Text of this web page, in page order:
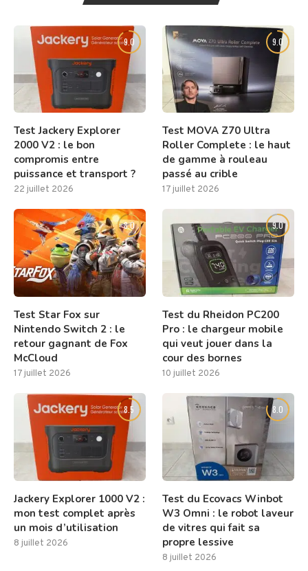
9.0
Test Jackery Explorer
2000 V2 : le bon
compromis entre
puissance et transport ?
22 juillet 2026
9.0
Test MOVA Z70 Ultra
Roller Complete : le haut
de gamme à rouleau
passé au crible
17 juillet 2026
8.0
Test Star Fox sur
Nintendo Switch 2 : le
retour gagnant de Fox
McCloud
17 juillet 2026
9.0
Test du Rheidon PC200
Pro : le chargeur mobile
qui veut jouer dans la
cour des bornes
10 juillet 2026
8.5
Jackery Explorer 1000 V2 :
mon test complet après
un mois d’utilisation
8 juillet 2026
8.0
Test du Ecovacs Winbot
W3 Omni : le robot laveur
de vitres qui fait sa
propre lessive
8 juillet 2026